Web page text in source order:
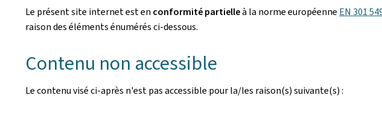
Le présent site internet est en conformité partielleà la norme européenne EN 301
raison des éléments énumérés ci-dessous.
Contenu non accessible
Le contenu visé ci-après n'est pas accessible pour la/les raison(s) suivante(s) :